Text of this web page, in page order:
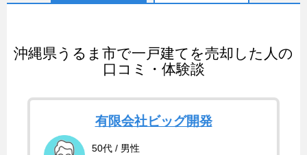
沖縄県うるま市で一戸建てを売却した人の
口コミ・体験談
有限会社ビッグ開発
50代 / 男性